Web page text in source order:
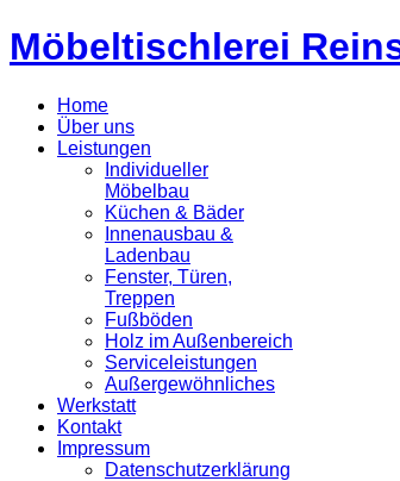
Möbeltischlerei
Home
Über uns
Leistungen
Individueller
Möbelbau
Küchen & Bäder
Innenausbau &
Ladenbau
Fenster, Türen,
Treppen
Fußböden
Holz im Außenbereich
Serviceleistungen
Außergewöhnliches
Werkstatt
Kontakt
Impressum
Datenschutzerklärung